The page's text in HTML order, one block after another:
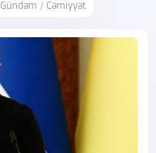
Gündəm / Cəmiyyət